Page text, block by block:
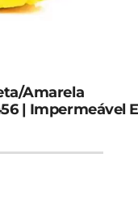
Amarela
| Impermeável E